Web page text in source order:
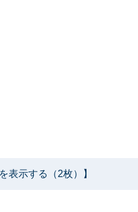
表示する（2枚）】